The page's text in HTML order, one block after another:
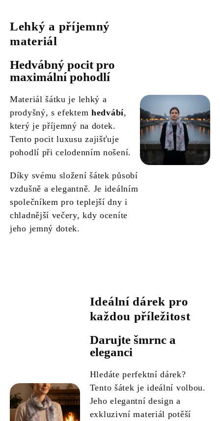
Lehký a příjemný
materiál
Hedvábný pocit pro
maximální pohodlí
Materiál šátku je lehký a
prodyšný, s efektem hedvábí,
který je příjemný na dotek.
Tento pocit luxusu zajišťuje
pohodlí při celodenním nošení.
Díky svému složení šátek působí
vzdušně a elegantně. Je ideálním
společníkem pro teplejší dny i
chladnější večery, kdy oceníte
jeho jemný dotek.
Ideální dárek pro
každou příležitost
Darujte šmrnc a
eleganci
Hledáte perfektní dárek?
Tento šátek je ideální volbou.
Jeho elegantní design a
exkluzivní materiál potěší